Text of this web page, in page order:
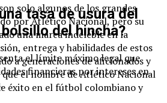
solo algunos de los grandes
por Atlético Nacional, pero su
una marca indeleble en la
entrega y habilidades de estos
a generaciones de aficionados y
que el nombre de Atlético Nacional
éxito en el fútbol colombiano y
tasa de usura del
del hincha?
el límite máximo legal que
financieras por intereses en